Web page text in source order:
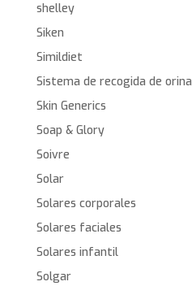
shelley
Siken
Simildiet
Sistema de recogida de orina
Skin Generics
Soap & Glory
Soivre
Solar
Solares corporales
Solares faciales
Solares infantil
Solgar